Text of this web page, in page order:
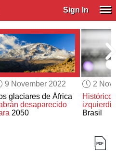
Sign In
9 November 2022
glaciares de África
desaparecido
2050
2
Histórico
Brasil